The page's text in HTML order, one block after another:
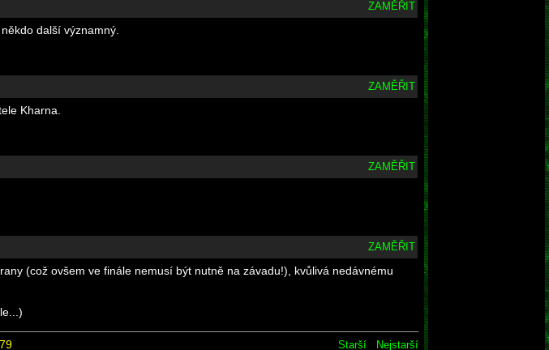
ZAMĚŘIT
další významný.
ZAMĚŘIT
Kharna.
ZAMĚŘIT
ZAMĚŘIT
(což ovšem ve finále nemusí být nutně na závadu!), kvůlivá nedávnému
Starší Nejstarší